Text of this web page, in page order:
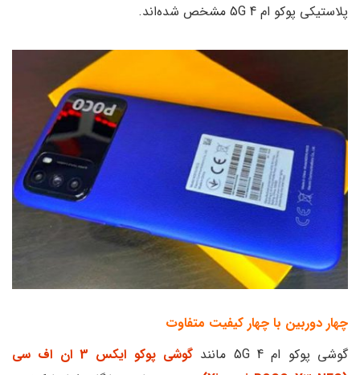
پلاستیکی پوکو ام 4 5G مشخص شده‌اند.
چهار دوربین با چهار کیفیت متفاوت
گوشی پوکو ام 4 5G مانند
گوشی پوکو ایکس 3 ان اف سی